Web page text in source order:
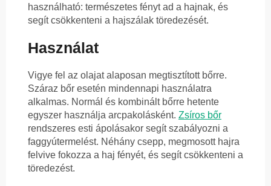
használható: természetes fényt ad a hajnak, és
segít csökkenteni a hajszálak töredezését.
Használat
Vigye fel az olajat alaposan megtisztított bőrre.
Száraz bőr esetén mindennapi használatra
alkalmas. Normál és kombinált bőrre hetente
egyszer használja arcpakolásként. Zsíros bőr
rendszeres esti ápolásakor segít szabályozni a
faggyútermelést. Néhány csepp, megmosott hajra
felvive fokozza a haj fényét, és segít csökkenteni a
töredezést.